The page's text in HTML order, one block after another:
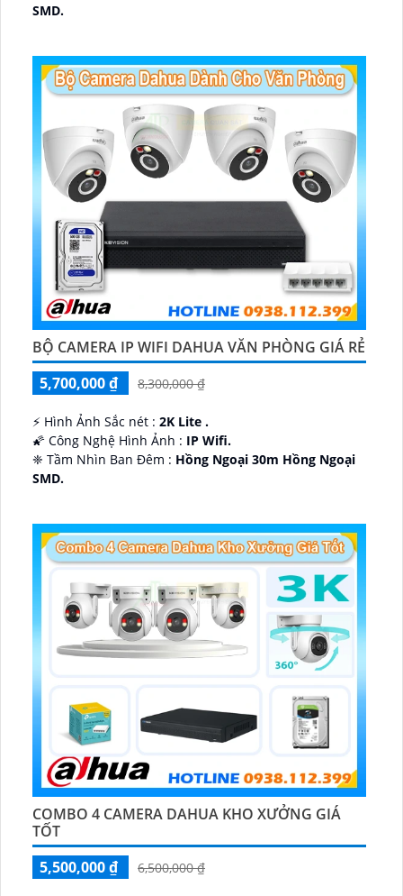
SMD.
BỘ CAMERA IP WIFI DAHUA VĂN PHÒNG GIÁ RẺ
5,700,000 ₫
8,300,000 ₫
️⚡ Hình Ảnh Sắc nét : 2K Lite .
🌠 Công Nghệ Hình Ảnh : IP Wifi.
❈ Tầm Nhìn Ban Đêm : Hồng Ngoại 30m Hồng Ngoại
SMD.
COMBO 4 CAMERA DAHUA KHO XƯỞNG GIÁ
TỐT
5,500,000 ₫
6,500,000 ₫